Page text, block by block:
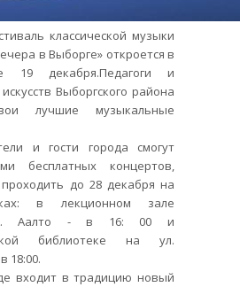
классической музыки
в Выборге» откроется в
19 декабря.Педагоги и
Выборгского района
лучшие музыкальные
и гости города смогут
бесплатных концертов,
до 28 декабря на
в лекционном зале
А. Аалто - в 16: 00 и
библиотеке на ул.
18:00.
входит в традицию новый